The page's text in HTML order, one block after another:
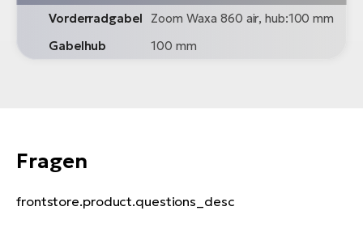
Vorderradgabel
Zoom Waxa 860 air, hub:100 mm
Gabelhub
100 mm
Fragen
frontstore.product.questions_desc